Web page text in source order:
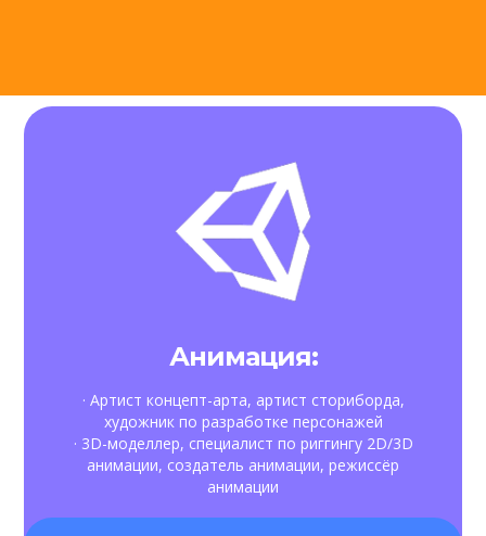
Анимация:
· Артист концепт-арта, артист сториборда,
художник по разработке персонажей
· 3D-моделлер, специалист по риггингу 2D/3D
анимации, создатель анимации, режиссёр
анимации